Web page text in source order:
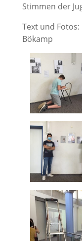
Stimmen der
Text und
Bökamp